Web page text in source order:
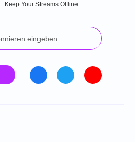
Keep Your Streams Offline